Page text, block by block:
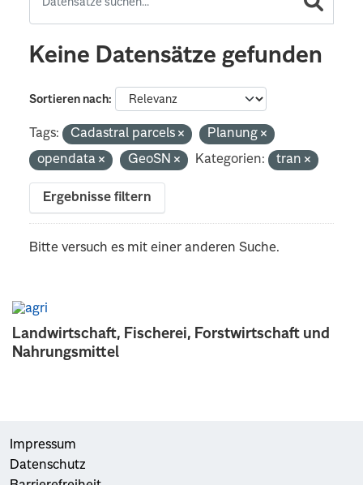
Landwirtschaft, Fischerei, Forstwirtschaft und
Nahrungsmittel
Keine Datensätze gefunden
Sortieren nach
Tags: Cadastral parcels
Planung
opendata
GeoSN Kategorien: tran
Ergebnisse filtern
Bitte versuch es mit einer anderen Suche.
Impressum
Datenschutz